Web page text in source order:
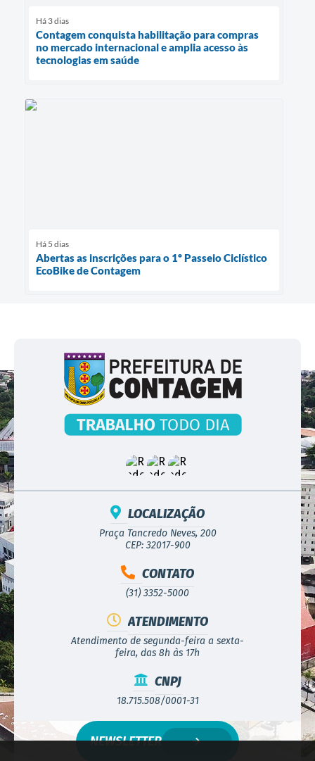
Há 3 dias
Contagem conquista habilitação para compras
no mercado internacional e amplia acesso às
tecnologias em saúde
Há 5 dias
Abertas as inscrições para o 1º Passeio Ciclístico
EcoBike de Contagem
LOCALIZAÇÃO
Praça Tancredo Neves, 200
CEP: 32017-900
CONTATO
(31) 3352-5000
ATENDIMENTO
Atendimento de segunda-feira a sexta-
feira, das 8h às 17h
CNPJ
18.715.508/0001-31
NEWSLETTER